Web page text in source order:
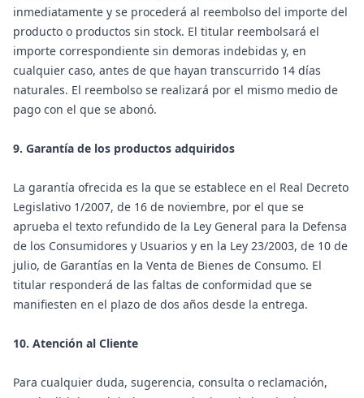
inmediatamente y se procederá al reembolso del importe del
producto o productos sin stock. El titular reembolsará el
importe correspondiente sin demoras indebidas y, en
cualquier caso, antes de que hayan transcurrido 14 días
naturales. El reembolso se realizará por el mismo medio de
pago con el que se abonó.
9. Garantía de los productos adquiridos
La garantía ofrecida es la que se establece en el Real Decreto
Legislativo 1/2007, de 16 de noviembre, por el que se
aprueba el texto refundido de la Ley General para la Defensa
de los Consumidores y Usuarios y en la Ley 23/2003, de 10 de
julio, de Garantías en la Venta de Bienes de Consumo. El
titular responderá de las faltas de conformidad que se
manifiesten en el plazo de dos años desde la entrega.
10. Atención al Cliente
Para cualquier duda, sugerencia, consulta o reclamación,